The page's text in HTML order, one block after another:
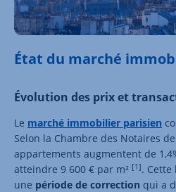
État du marché
Évolution des prix et
Le marché immobilier parisien
Selon la Chambre des Notaires
appartements augmentent de
atteindre 9 600 € par m² [1].
une période de correction qui a